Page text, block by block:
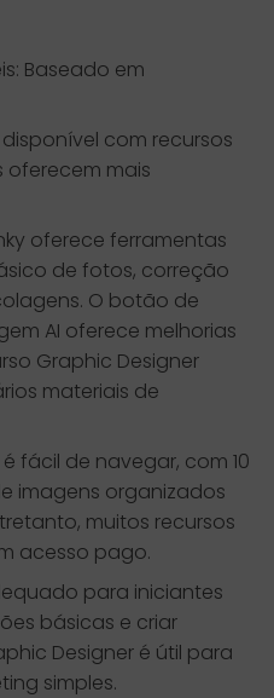
Baseado em
com recursos
oferecem mais
oferece ferramentas
de fotos, correção
O botão de
AI oferece melhorias
Graphic Designer
materiais de
fácil de navegar, com 10
imagens organizados
muitos recursos
acesso pago.
para iniciantes
básicas e criar
Designer é útil para
simples.